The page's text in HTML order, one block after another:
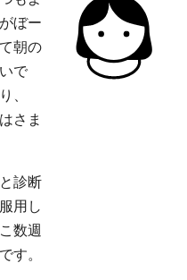
ぼー
朝の
で
、
さま
診断
用し
数週
す。